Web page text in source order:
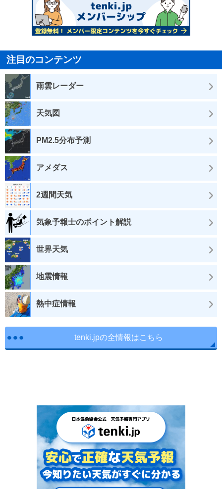
注目のコンテンツ
雨雲レーダー
天気図
PM2.5分布予測
アメダス
2週間天気
気象予報士のポイント解説
世界天気
地震情報
熱中症情報
tenki.jpの全情報はこちら